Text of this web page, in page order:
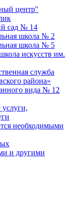
центр"
сад № 14
школа № 2
школа № 5
искусств им.
служба
района»
вида № 12
необходимыми
и другими